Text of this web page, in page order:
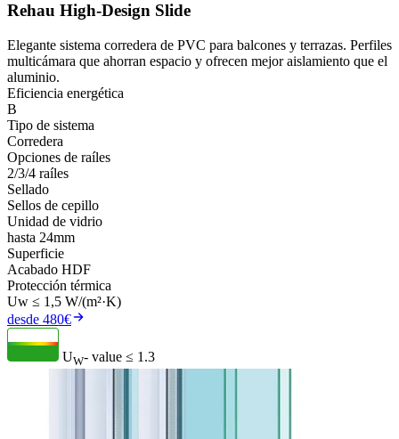
Rehau High-Design Slide
Elegante sistema corredera de PVC para balcones y terrazas. Perfiles
multicámara que ahorran espacio y ofrecen mejor aislamiento que el
aluminio.
Eficiencia energética
B
Tipo de sistema
Corredera
Opciones de raíles
2/3/4 raíles
Sellado
Sellos de cepillo
Unidad de vidrio
hasta 24mm
Superficie
Acabado HDF
Protección térmica
Uw ≤ 1,5 W/(m²·K)
desde 480€
UW- value ≤ 1.3